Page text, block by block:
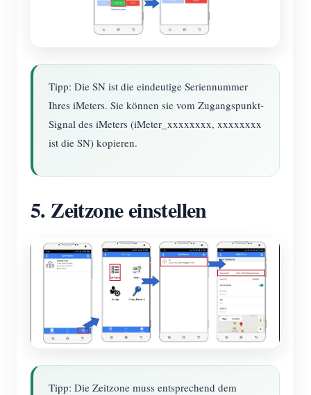
Tipp: Die SN ist die eindeutige Seriennummer
Ihres iMeters. Sie können sie vom Zugangspunkt-
Signal des iMeters (iMeter_xxxxxxxx, xxxxxxxx
ist die SN) kopieren.
5. Zeitzone einstellen
Tipp: Die Zeitzone muss entsprechend dem